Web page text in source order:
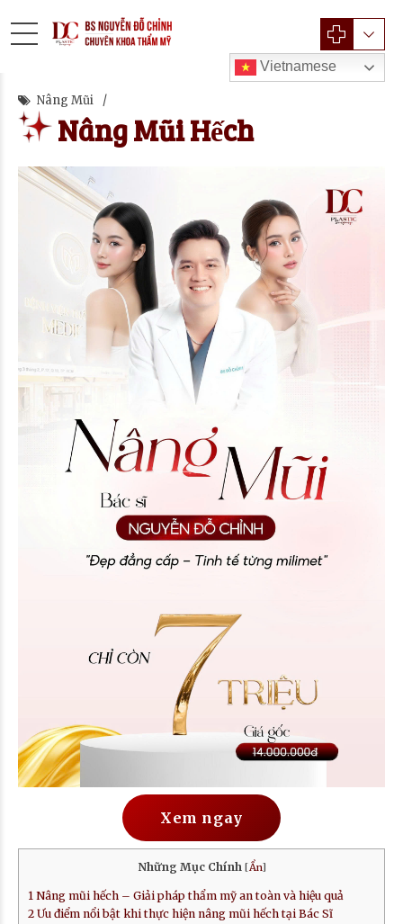
Vietnamese
Nâng Mũi
Nâng Mũi Hếch
Xem ngay
Những Mục Chính [Ẩn]
1 Nâng mũi hếch – Giải pháp thẩm mỹ an toàn và hiệu quả
2 Ưu điểm nổi bật khi thực hiện nâng mũi hếch tại Bác Sĩ